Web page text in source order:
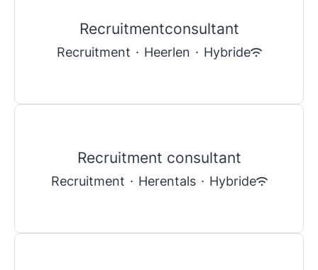
Recruitmentconsultant
Recruitment · Heerlen · Hybride
Recruitment consultant
Recruitment · Herentals · Hybride